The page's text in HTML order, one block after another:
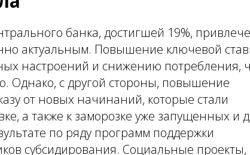
банка, достигшей 19%,
актуальным. Повышение ключевой
настроений и снижению потребления,
Однако, с другой стороны, повышение
от новых начинаний, которые стали
а также к заморозке уже запущенных и
по ряду программ поддержки
субсидирования. Социальные проекты,